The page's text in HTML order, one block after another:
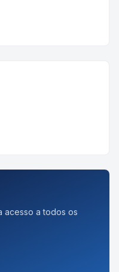
acesso a todos os